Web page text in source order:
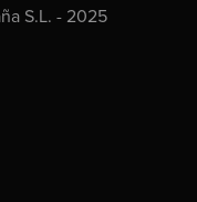
S.L. - 2025